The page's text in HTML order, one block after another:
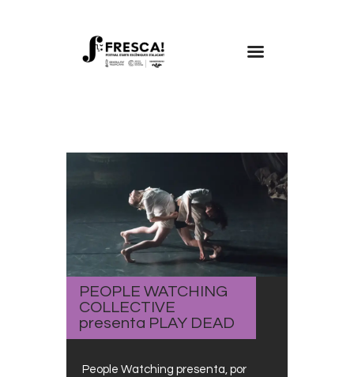
Información de interés
PEOPLE WATCHING
COLLECTIVE
presenta PLAY DEAD
People Watching presenta, por